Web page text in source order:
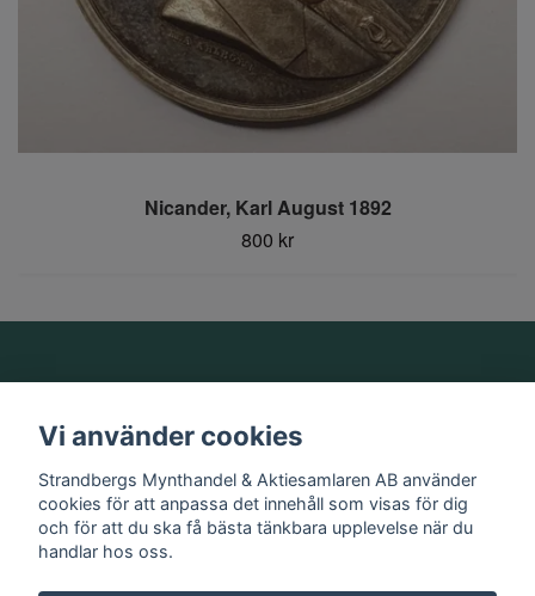
Nicander, Karl August 1892
800 kr
Information
Sociala medier
Vi använder cookies
Strandbergs Mynthandel & Aktiesamlaren AB använder
cookies för att anpassa det innehåll som visas för dig
och för att du ska få bästa tänkbara upplevelse när du
handlar hos oss.